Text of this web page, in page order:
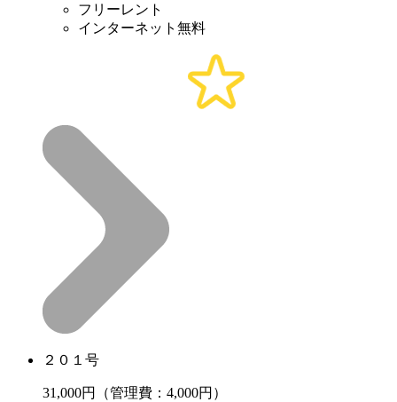
フリーレント
インターネット無料
２０１号
31,000円（管理費：4,000円）